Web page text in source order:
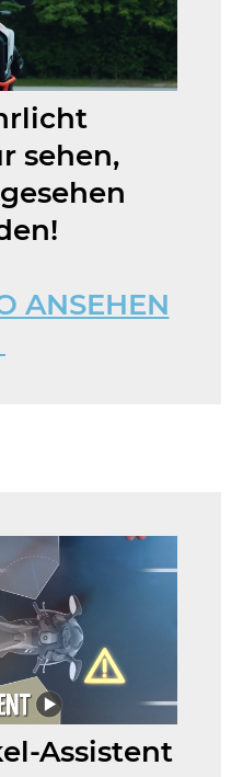
sehen,
ANSEHEN
Assistent